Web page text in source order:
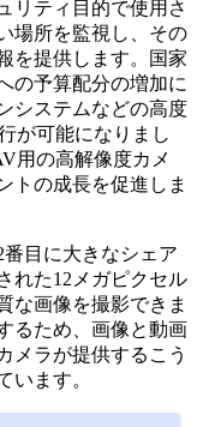
リティ目的で使用さ
場所を監視し、その
を提供します。国家
の予算配分の増加に
システムなどの高度
が可能になりまし
用の高解像度カメ
トの成長を促進しま
目に大きなシェア
れた12メガピクセル
な画像を撮影できま
るため、画像と動画
メラが提供するこう
います。